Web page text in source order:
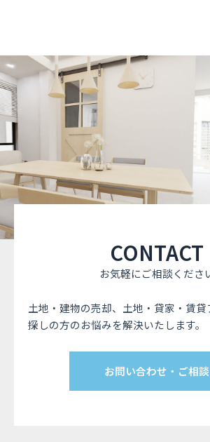
CONTACT
お気軽にご相談くださ
土地・建物の売却、土地・貸家・賃
探しの方のお悩みを解決いたします。
お問い合わせ・ご相談